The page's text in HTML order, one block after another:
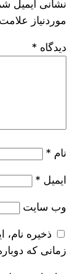
نشانی ایمیل
موردنیاز
دیدگاه *
نام *
ایمیل *
وب‌ سایت
ذخیره
زمانی که